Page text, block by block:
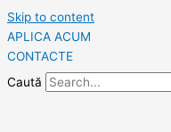
Skip to content
APLICA ACUM
CONTACTE
Caută